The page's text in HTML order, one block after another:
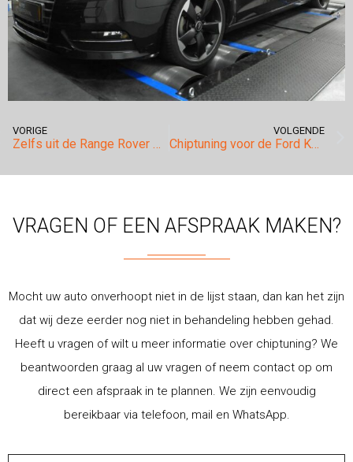
VORIGE
Zelfs uit de Range Rover Sport SVR valt meer te behalen.
VOLGENDE
Chiptuning voor de Ford Kuga 1.5 Eco Boost geheel via OBD.
VRAGEN OF EEN AFSPRAAK MAKEN?
Mocht uw auto onverhoopt niet in de lijst staan, dan kan het zijn
dat wij deze eerder nog niet in behandeling hebben gehad.
Heeft u vragen of wilt u meer informatie over chiptuning? We
beantwoorden graag al uw vragen of neem contact op om
direct een afspraak in te plannen. We zijn eenvoudig
bereikbaar via telefoon, mail en WhatsApp.